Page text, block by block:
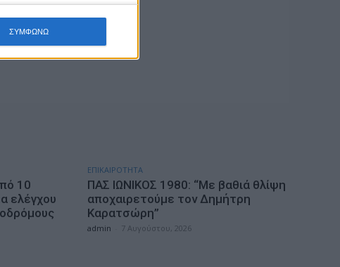
ΣΥΜΦΩΝΩ
10
ελέγχου
ΕΠΙΚΑΙΡΟΤΗΤΑ
ΠΑΣ ΙΩΝΙΚΟΣ 1980: “Mε βαθιά θλίψη
αποχαιρετούμε τον Δημήτρη
Καρατσώρη”
admin 7 Αυγούστου, 2026